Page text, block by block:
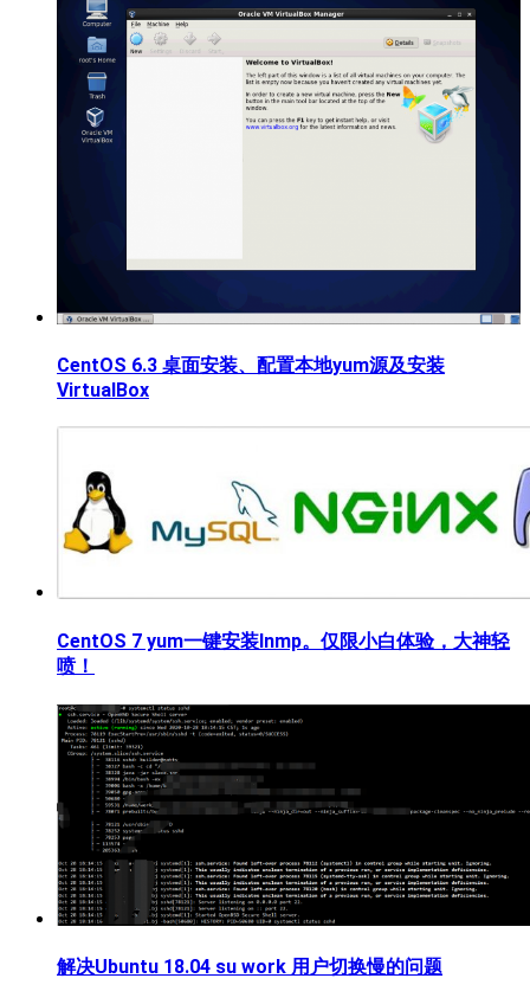
CentOS 6.3 桌面安装、配置本地yum源及安装
VirtualBox
CentOS 7 yum一键安装lnmp。仅限小白体验，大神轻
喷！
解决Ubuntu 18.04 su work 用户切换慢的问题